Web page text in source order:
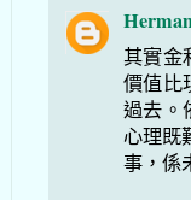
其實金
價值比
過去。
心理既
事，係